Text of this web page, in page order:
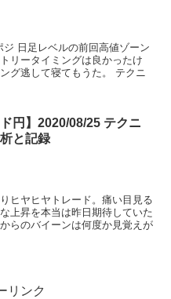
日足レベルの前回高値ゾーン
リータイミングは良かったけ
グ逃して寝てもうた。 テクニ
ド円】2020/08/25 テクニ
と記録
ヒヤヒヤトレード。痛い目見る
上昇を本当は昨日期待していた
らのバイーンは何度か見覚えが
リンク